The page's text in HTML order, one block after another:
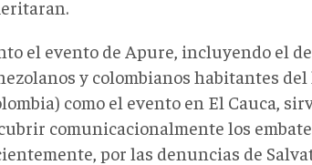
el evento de Apure, incluyendo el
y colombianos habitantes
como el evento en El Cauca,
comunicacionalmente los
por las denuncias de